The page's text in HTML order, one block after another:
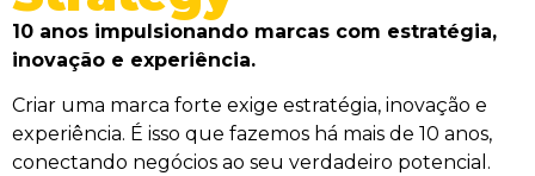
10 anos impulsionando marcas com estratégia,
inovação e experiência.
Criar uma marca forte exige estratégia, inovação e
experiência. É isso que fazemos há mais de 10 anos,
conectando negócios ao seu verdadeiro potencial.